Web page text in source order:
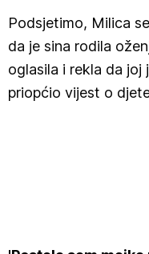
Podsjetimo, Milica
da je sina rodila
oglasila i rekla da joj
priopćio vijest o